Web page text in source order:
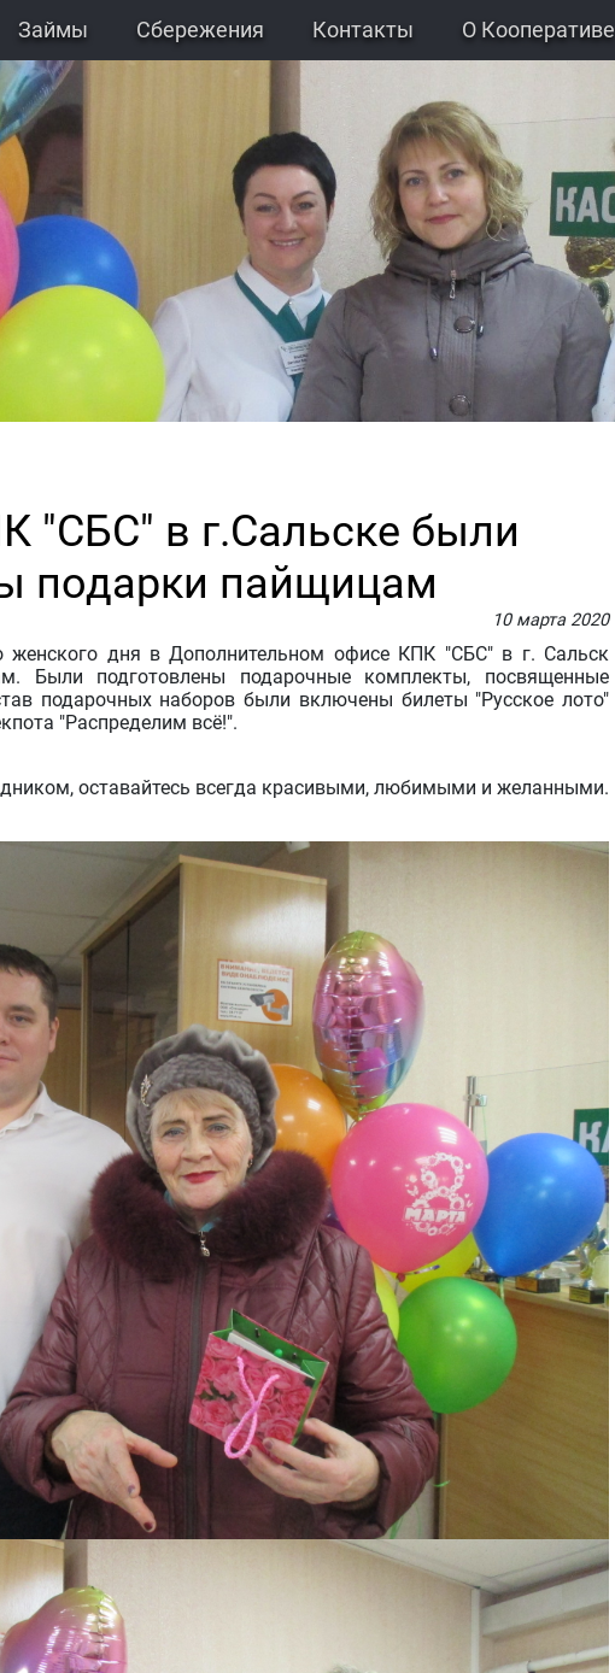
Займы Сбережения Контакты О Кооперативе
"СБС" в г.Сальске были
подарки пайщицам
10 марта 2020
женского дня в Дополнительном офисе КПК "СБС" в г. Сальск
Были подготовлены подарочные комплекты, посвященные
подарочных наборов были включены билеты "Русское лото"
"Распределим всё!".
оставайтесь всегда красивыми, любимыми и желанными.